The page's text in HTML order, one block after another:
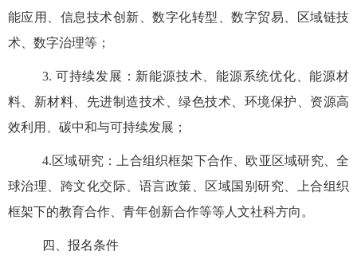
能应用、信息技术创新、数字化转型、数字贸易、区域链技
术、数字治理等；
3. 可持续发展：新能源技术、能源系统优化、能源材
料、新材料、先进制造技术、绿色技术、环境保护、资源高
效利用、碳中和与可持续发展；
4.区域研究：上合组织框架下合作、欧亚区域研究、全
球治理、跨文化交际、语言政策、区域国别研究、上合组织
框架下的教育合作、青年创新合作等等人文社科方向。
四、 报名条件